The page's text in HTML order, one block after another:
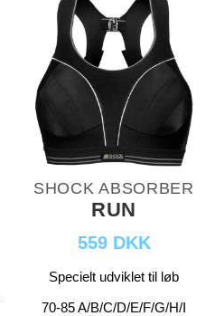
SHOCK ABSORBER
RUN
559 DKK
Specielt udviklet til løb
70-85 A/B/C/D/E/F/G/H/I